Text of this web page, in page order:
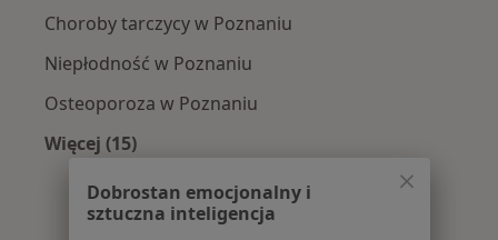
Choroby tarczycy w Poznaniu
Niepłodność w Poznaniu
Osteoporoza w Poznaniu
Więcej (15)
Dobrostan emocjonalny i
sztuczna inteligencja